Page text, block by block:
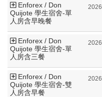
Enforex / Don
Quijote 學生宿舍-單
人房含早晚餐
2026
Enforex / Don
Quijote 學生宿舍-單
人房含三餐
2026
Enforex / Don
Quijote 學生宿舍-雙
人房含早餐
2026